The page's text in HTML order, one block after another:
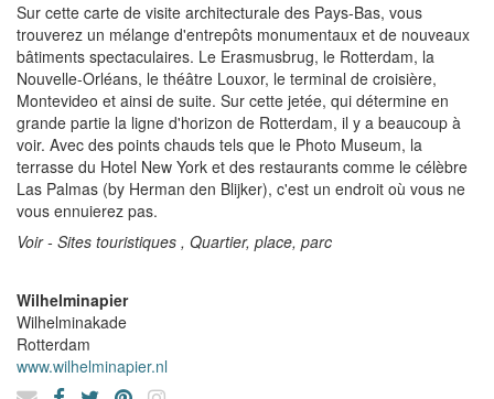
Sur cette carte de visite architecturale des Pays-Bas, vous
trouverez un mélange d'entrepôts monumentaux et de nouveaux
bâtiments spectaculaires. Le Erasmusbrug, le Rotterdam, la
Nouvelle-Orléans, le théâtre Louxor, le terminal de croisière,
Montevideo et ainsi de suite. Sur cette jetée, qui détermine en
grande partie la ligne d'horizon de Rotterdam, il y a beaucoup à
voir. Avec des points chauds tels que le Photo Museum, la
terrasse du Hotel New York et des restaurants comme le célèbre
Las Palmas (by Herman den Blijker), c'est un endroit où vous ne
vous ennuierez pas.
Voir - Sites touristiques , Quartier, place, parc
Wilhelminapier
Wilhelminakade
Rotterdam
www.wilhelminapier.nl